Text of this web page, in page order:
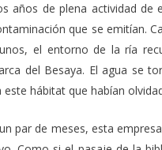
años de plena actividad
que se emitían.
el entorno de la ría
del Besaya. El agua se
hábitat que habían
par de meses, esta